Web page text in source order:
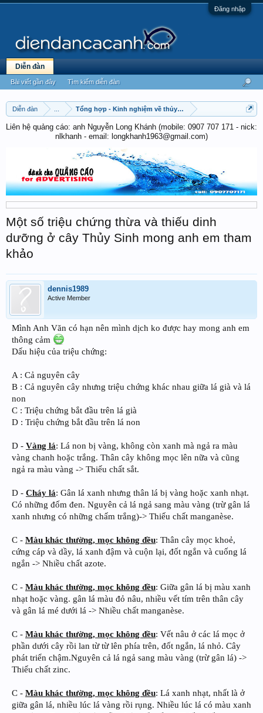
Đăng nhập
Diễn đàn Tổng hợp - Kinh nghiệm về thủy sinh
Liên hệ quảng cáo: anh Nguyễn Long Khánh (mobile: 0907 707 171 - nick:
nlkhanh - email: longkhanh1963@gmail.com)
Một số triệu chứng thừa và thiếu dinh
dưỡng ở cây Thủy Sinh mong anh em tham
khảo
dennis1989
Active Member
Mình Anh Văn có hạn nên mình dịch ko được hay mong anh em
thông cảm
Dấu hiệu của triệu chứng:
A : Cả nguyên cây
B : Cả nguyên cây nhưng triệu chứng khác nhau giữa lá già và lá
non
C : Triệu chứng bắt đầu trên lá già
D : Triệu chứng bắt đầu trên lá non
D - Vàng lá: Lá non bị vàng, không còn xanh mà ngả ra màu
vàng chanh hoặc trắng. Thân cây không mọc lên nữa và cũng
ngả ra màu vàng -> Thiếu chất sắt.
D - Cháy lá: Gân lá xanh nhưng thân lá bị vàng hoặc xanh nhạt.
Có những đốm đen. Nguyên cả lá ngả sang màu vàng (trừ gân lá
xanh nhưng có những chấm trắng)-> Thiếu chất manganèse.
C - Màu khác thường, mọc không đều: Thân cây mọc khoẻ,
cứng cáp và dầy, lá xanh đậm và cuộn lại, đốt ngắn và cuống lá
ngắn -> Nhiều chất azote.
C - Màu khác thường, mọc không đều: Giữa gân lá bị màu xanh
nhạt hoặc vàng. gân lá màu đỏ nâu, nhiều vết tím trên thân cây
và gân lá mé dưới lá -> Nhiều chất manganèse.
C - Màu khác thường, mọc không đều: Vết nâu ở các lá mọc ở
phần dưới cây rồi lan từ từ lên phía trên, đốt ngắn, lá nhỏ. Cây
phát triển chậm.Nguyên cả lá ngả sang màu vàng (trừ gân lá) ->
Thiếu chất zinc.
C - Màu khác thường, mọc không đều: Lá xanh nhạt, nhất là ở
giữa gân lá, nhiều lúc lá vàng rồi rụng. Nhiều lúc lá có màu xanh
Diễn đàn
Bài viết gần đây Tìm kiếm diễn đàn